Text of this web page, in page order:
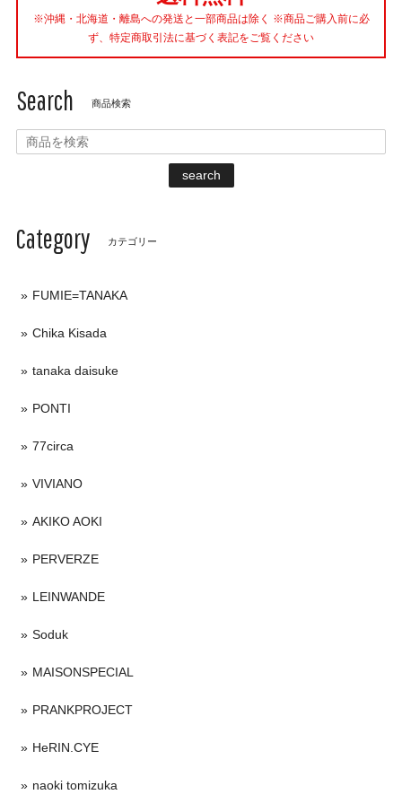
※沖縄・北海道・離島への発送と一部商品は除く ※商品ご購入前に必
ず、特定商取引法に基づく表記をご覧ください
Search 商品検索
search
Category カテゴリー
FUMIE=TANAKA
Chika Kisada
tanaka daisuke
PONTI
77circa
VIVIANO
AKIKO AOKI
PERVERZE
LEINWANDE
Soduk
MAISONSPECIAL
PRANKPROJECT
HeRIN.CYE
naoki tomizuka